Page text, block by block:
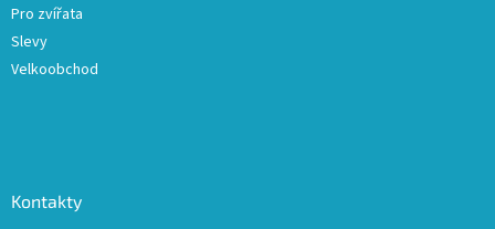
Pro zvířata
Slevy
Velkoobchod
Kontakty